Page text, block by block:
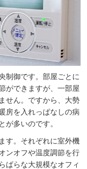
制御です。部屋ごとに
ができますが、一部屋
せん。ですから、大勢
房を入れっぱなしの病
が多いのです。
す。それぞれに室外機
ンオフや温度調節を行
ばらな大規模なオフィ